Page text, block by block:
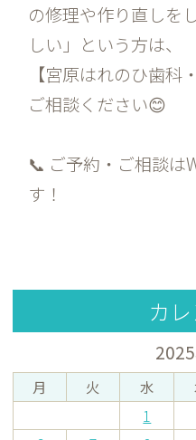
の修理や作り直しを
しい」という方は、
【宮原はれのひ歯科
ご相談ください😊
📞 ご予約・ご相談は
す！
カ
月 火 水
1